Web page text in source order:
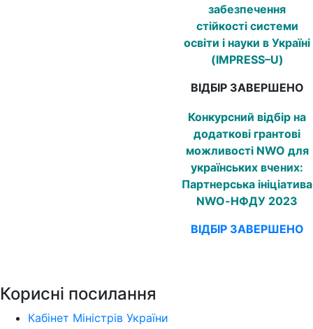
забезпечення
стійкості системи
освіти і науки в Україні
(IMPRESS–U)
ВІДБІР ЗАВЕРШЕНО
Конкурсний відбір на
додаткові грантові
можливості NWO для
українських вчених:
Партнерська ініціатива
NWO-НФДУ 2023
ВІДБІР ЗАВЕРШЕНО
Корисні посилання
Кабінет Міністрів України